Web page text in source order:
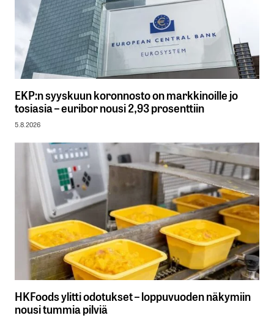
EKP:n syyskuun koronnosto on markkinoille jo
tosiasia – euribor nousi 2,93 prosenttiin
5.8.2026
HKFoods ylitti odotukset – loppuvuoden näkymiin
nousi tummia pilviä